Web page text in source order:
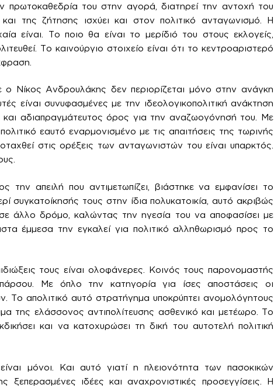
πρωτοκαθεδρία του στην αγορά, διατηρεί την αντοχή του
της ζήτησης ισχύει και στον πολιτικό ανταγωνισμό. Η
Το ποιο θα είναι το μερίδιό του στους εκλογείς,
Το καινούργιο στοιχείο είναι ότι το κεντροαριστερό
Νίκος Ανδρουλάκης δεν περιορίζεται μόνο στην ανάγκη
είναι συνυφασμένες με την ιδεολογικοπολιτική ανάκτηση
αδιαπραγμάτευτος όρος για την αναζωογόνησή του. Με
εαυτό εναρμονισμένο με τις απαιτήσεις της τωρινής
στις ορέξεις των ανταγωνιστών του είναι υπαρκτός.
απειλή που αντιμετωπίζει, βιάστηκε να εμφανίσει το
τους στην ίδια πολυκατοικία, αυτό ακριβώς
άλλο δρόμο, καλώντας την ηγεσία του να αποφασίσει με
έμμεσα την εγκαλεί για πολιτικό αλληθωρισμό προς το
τους είναι ολοφάνερες. Κοινός τους παρονομαστής
Με όπλο την κατηγορία για ίσες αποστάσεις οι
Το απολιτικό αυτό στρατήγημα υποκρύπτει ανομολόγητους
της ελάσσονος αντιπολίτευσης ασθενικό και μετέωρο. Το
και να κατοχυρώσει τη δική του αυτοτελή πολιτική
μόνοι. Και αυτό γιατί η πλειονότητα των πασοκικών
ιδέες και αναχρονιστικές προσεγγίσεις. Η